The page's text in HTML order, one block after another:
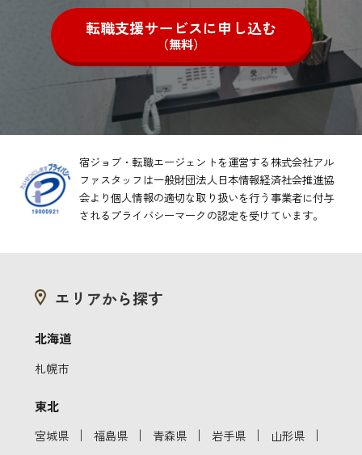
転職支援サービスに申し込む
（無料）
宿ジョブ・転職エージェントを運営する株式会社アル
ファスタッフは一般財団法人日本情報経済社会推進協
会より個人情報の適切な取り扱いを行う事業者に付与
されるプライバシーマークの認定を受けています。
エリアから探す
北海道
札幌市
東北
宮城県 ｜ 福島県 ｜ 青森県 ｜ 岩手県 ｜ 山形県 ｜